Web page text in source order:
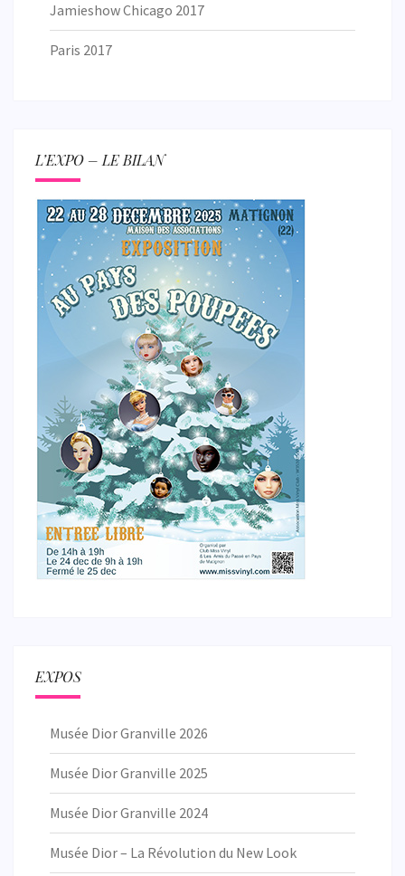
Jamieshow Chicago 2017
Paris 2017
L’EXPO – LE BILAN
EXPOS
Musée Dior Granville 2026
Musée Dior Granville 2025
Musée Dior Granville 2024
Musée Dior – La Révolution du New Look